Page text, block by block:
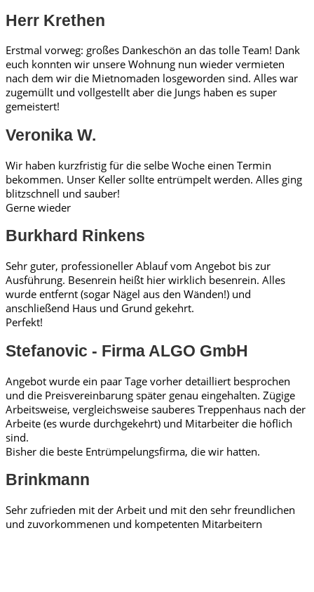
Herr Krethen
Erstmal vorweg: großes Dankeschön an das tolle Team! Dank
euch konnten wir unsere Wohnung nun wieder vermieten
nach dem wir die Mietnomaden losgeworden sind. Alles war
zugemüllt und vollgestellt aber die Jungs haben es super
gemeistert!
Veronika W.
Wir haben kurzfristig für die selbe Woche einen Termin
bekommen. Unser Keller sollte entrümpelt werden. Alles ging
blitzschnell und sauber!
Gerne wieder
Burkhard Rinkens
Sehr guter, professioneller Ablauf vom Angebot bis zur
Ausführung. Besenrein heißt hier wirklich besenrein. Alles
wurde entfernt (sogar Nägel aus den Wänden!) und
anschließend Haus und Grund gekehrt.
Perfekt!
Stefanovic - Firma ALGO GmbH
Angebot wurde ein paar Tage vorher detailliert besprochen
und die Preisvereinbarung später genau eingehalten. Zügige
Arbeitsweise, vergleichsweise sauberes Treppenhaus nach der
Arbeite (es wurde durchgekehrt) und Mitarbeiter die höflich
sind.
Bisher die beste Entrümpelungsfirma, die wir hatten.
Brinkmann
Sehr zufrieden mit der Arbeit und mit den sehr freundlichen
und zuvorkommenen und kompetenten Mitarbeitern